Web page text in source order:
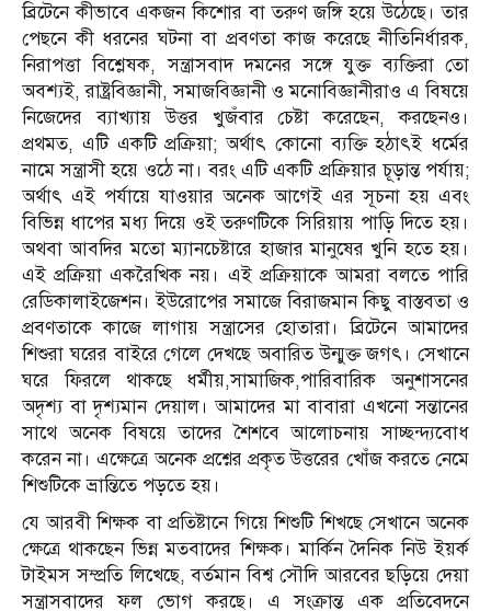
ব্রিটেনে কীভাবে একজন কিশোর বা তরুণ জঙ্গি হয়ে উঠেছে। তার
পেছনে কী ধরনের ঘটনা বা প্রবণতা কাজ করেছে নীতিনির্ধারক,
নিরাপত্তা বিশ্লেষক, সন্ত্রাসবাদ দমনের সঙ্গে যুক্ত ব্যক্তিরা তো
অবশ্যই, রাষ্ট্রবিজ্ঞানী, সমাজবিজ্ঞানী ও মনোবিজ্ঞানীরাও এ বিষয়ে
নিজেদের ব্যাখ্যায় উত্তর খুজঁবার চেষ্টা করেছেন, করছেনও।
প্রথমত, এটি একটি প্রক্রিয়া; অর্থাৎ কোনো ব্যক্তি হঠাৎই ধর্মের
নামে সন্ত্রাসী হয়ে ওঠে না। বরং এটি একটি প্রক্রিয়ার চূড়ান্ত পর্যায়;
অর্থাৎ এই পর্যায়ে যাওয়ার অনেক আগেই এর সূচনা হয় এবং
বিভিন্ন ধাপের মধ্য দিয়ে ওই তরুণটিকে সিরিয়ায় পাড়ি দিতে হয়।
অথবা আবদির মতো ম্যানচেষ্টারে হাজার মানুষের খুনি হতে হয়।
এই প্রক্রিয়া একরৈখিক নয়। এই প্রক্রিয়াকে আমরা বলতে পারি
রেডিকালাইজেশন। ইউরোপের সমাজে বিরাজমান কিছু বাস্তবতা ও
প্রবণতাকে কাজে লাগায় সন্ত্রাসের হোতারা। ব্রিটেনে আমাদের
শিশুরা ঘরের বাইরে গেলে দেখছে অবারিত উন্মুক্ত জগৎ। সেখানে
ঘরে ফিরলে থাকছে ধর্মীয়,সামাজিক,পারিবারিক অনুশাসনের
অদৃশ্য বা দৃশ্যমান দেয়াল। আমাদের মা বাবারা এখনো সন্তানের
সাথে অনেক বিষয়ে তাদের শৈশবে আলোচনায় সাচ্ছন্দ্যবোধ
করেন না। এক্ষেত্রে অনেক প্রশ্নের প্রকৃত উত্তরের খোঁজ করতে নেমে
শিশুটিকে ভ্রান্তিতে পড়তে হয়।
যে আরবী শিক্ষক বা প্রতিষ্টানে গিয়ে শিশুটি শিখছে সেখানে অনেক
ক্ষেত্রে থাকছেন ভিন্ন মতবাদের শিক্ষক। মার্কিন দৈনিক নিউ ইয়র্ক
টাইমস সম্প্রতি লিখেছে, বর্তমান বিশ্ব সৌদি আরবের ছড়িয়ে দেয়া
সন্ত্রাসবাদের ফল ভোগ করছে। এ সংক্রান্ত এক প্রতিবেদনে